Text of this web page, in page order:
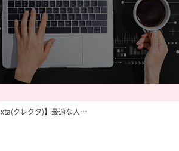
クレクタ)】最適な人…